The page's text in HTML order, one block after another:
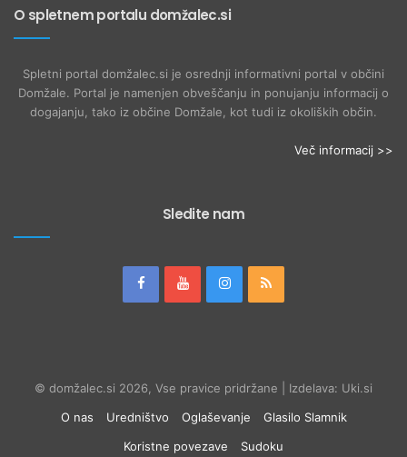
O spletnem portalu domžalec.si
Spletni portal domžalec.si je osrednji informativni portal v občini
Domžale. Portal je namenjen obveščanju in ponujanju informacij o
dogajanju, tako iz občine Domžale, kot tudi iz okoliških občin.
Več informacij >>
Sledite nam
© domžalec.si 2026, Vse pravice pridržane | Izdelava: Uki.si
O nas
Uredništvo Oglaševanje
Glasilo Slamnik
Koristne povezave
Sudoku